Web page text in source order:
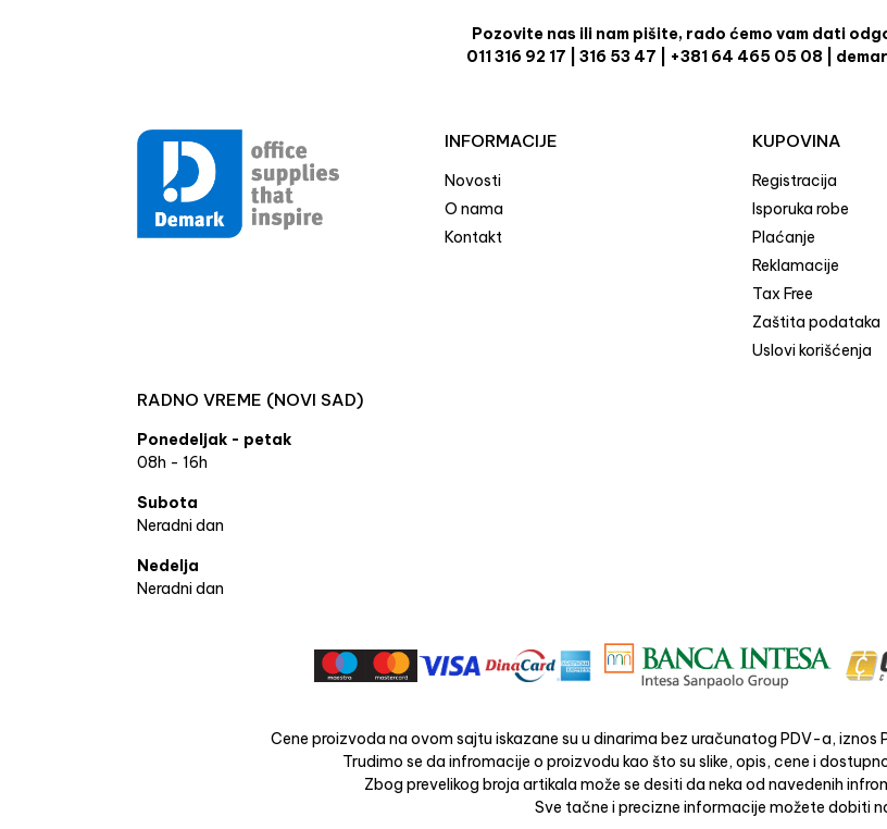
Pozovite nas ili nam pišite, rado ćemo vam dati
011 316 92 17 | 316 53 47 | +381 64 465 05 08 |
INFORMACIJE
Novosti
O nama
Kontakt
KUPOVINA
Registracija
Isporuka robe
Plaćanje
Reklamacije
Tax Free
Zaštita podataka
Uslovi korišćenja
RADNO VREME (NOVI SAD)
Ponedeljak - petak
08h - 16h
Subota
Neradni dan
Nedelja
Neradni dan
Cene proizvoda na ovom sajtu iskazane su u dinarima bez uračunatog PDV-a, iznos
Trudimo se da infromacije o proizvodu kao što su slike, opis, cene i
Zbog prevelikog broja artikala može se desiti da neka od navedenih
Sve tačne i precizne informacije možete dobiti